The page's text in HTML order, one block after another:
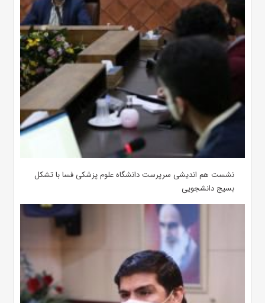
نشست هم اندیشی سرپرست دانشگاه علوم پزشکی فسا با تشکل
بسیج دانشجویی